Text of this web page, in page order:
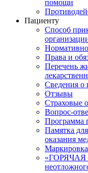
помощи
Пациенту
Способ
Права и
Перечень
Сведения о
Отзывы
Страховые
Вопрос-
Программа
Памятка
оказания
«ГОРЯЧАЯ